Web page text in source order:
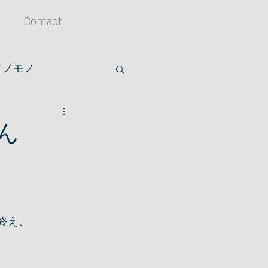
Contact
モノ
アクセサリー
、